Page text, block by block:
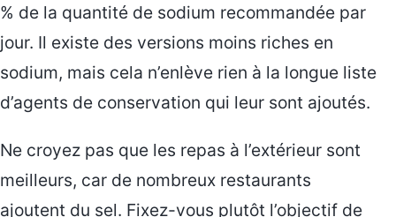
% de la quantité de sodium recommandée par
jour. Il existe des versions moins riches en
sodium, mais cela n’enlève rien à la longue liste
d’agents de conservation qui leur sont ajoutés.
Ne croyez pas que les repas à l’extérieur sont
meilleurs, car de nombreux restaurants
ajoutent du sel. Fixez-vous plutôt l’objectif de